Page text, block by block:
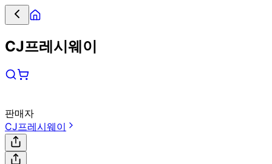
CJ프레시웨이
판매자
CJ프레시웨이